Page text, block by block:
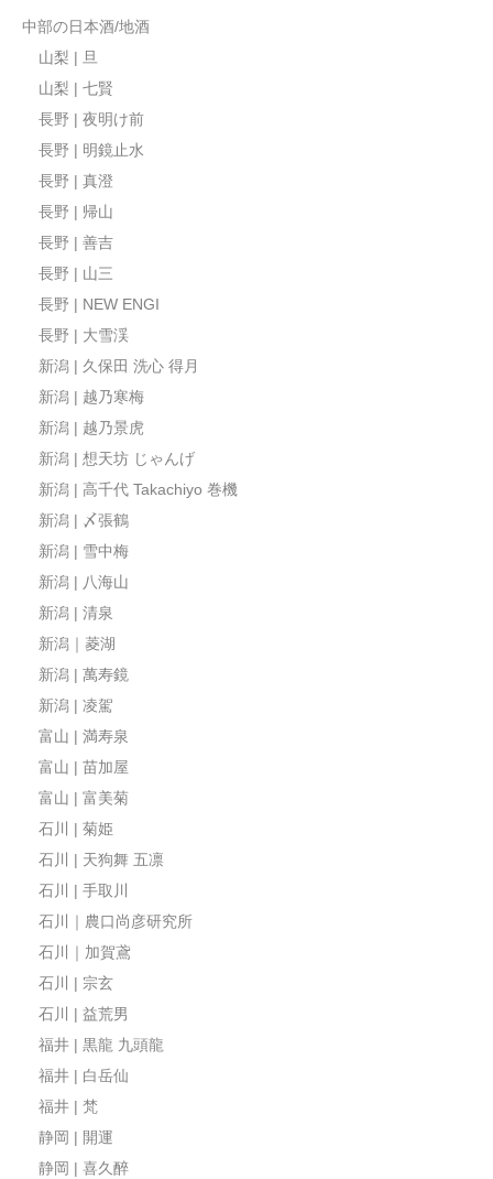
中部の日本酒/地酒
山梨 | 旦
山梨 | 七賢
長野 | 夜明け前
長野 | 明鏡止水
長野 | 真澄
長野 | 帰山
長野 | 善吉
長野 | 山三
長野 | NEW ENGI
長野 | 大雪渓
新潟 | 久保田 洗心 得月
新潟 | 越乃寒梅
新潟 | 越乃景虎
新潟 | 想天坊 じゃんげ
新潟 | 高千代 Takachiyo 巻機
新潟 | 〆張鶴
新潟 | 雪中梅
新潟 | 八海山
新潟 | 清泉
新潟｜菱湖
新潟 | 萬寿鏡
新潟 | 凌駕
富山 | 満寿泉
富山 | 苗加屋
富山 | 富美菊
石川 | 菊姫
石川 | 天狗舞 五凛
石川 | 手取川
石川｜農口尚彦研究所
石川｜加賀鳶
石川 | 宗玄
石川 | 益荒男
福井 | 黒龍 九頭龍
福井 | 白岳仙
福井 | 梵
静岡 | 開運
静岡 | 喜久醉